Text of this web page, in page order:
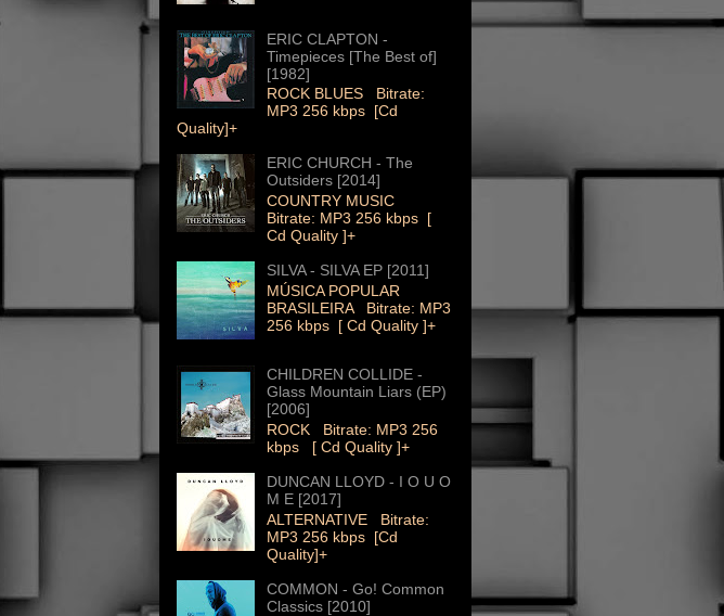
ERIC CLAPTON -
Timepieces [The Best of]
[1982]
ROCK BLUES Bitrate:
MP3 256 kbps [Cd
Quality]+
ERIC CHURCH - The
Outsiders [2014]
COUNTRY MUSIC
Bitrate: MP3 256 kbps [
Cd Quality ]+
SILVA - SILVA EP [2011]
MÚSICA POPULAR
BRASILEIRA Bitrate: MP3
256 kbps [ Cd Quality ]+
CHILDREN COLLIDE -
Glass Mountain Liars (EP)
[2006]
ROCK Bitrate: MP3 256
kbps [ Cd Quality ]+
DUNCAN LLOYD - I O U O
M E [2017]
ALTERNATIVE Bitrate:
MP3 256 kbps [Cd
Quality]+
COMMON - Go! Common
Classics [2010]